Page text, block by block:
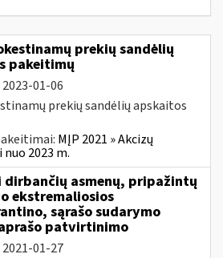
prekių sandėlių
pakeitimų
2023-01-06
prekių sandėlių apskaitos
MĮP 2021 » Akcizų
2023 m.
dirbančių asmenų, pripažintų
ekstremaliosios
sąrašo sudarymo
patvirtinimo
2021-01-27